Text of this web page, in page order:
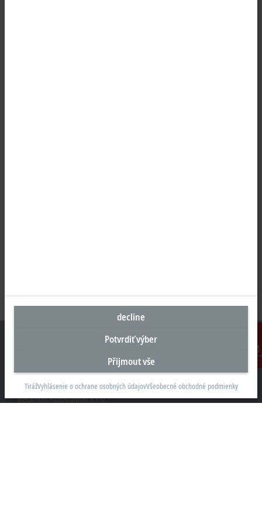
Kontakt
Sídlo Česká republika
Beckhoff Automation s.r.o.
decline
Potvrdiť výber
Přijmout vše
TirážVyhlásenie o ochrane osobných údajovVšeobecné obchodné podmienky